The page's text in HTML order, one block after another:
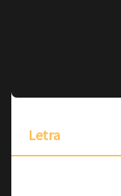
Letra